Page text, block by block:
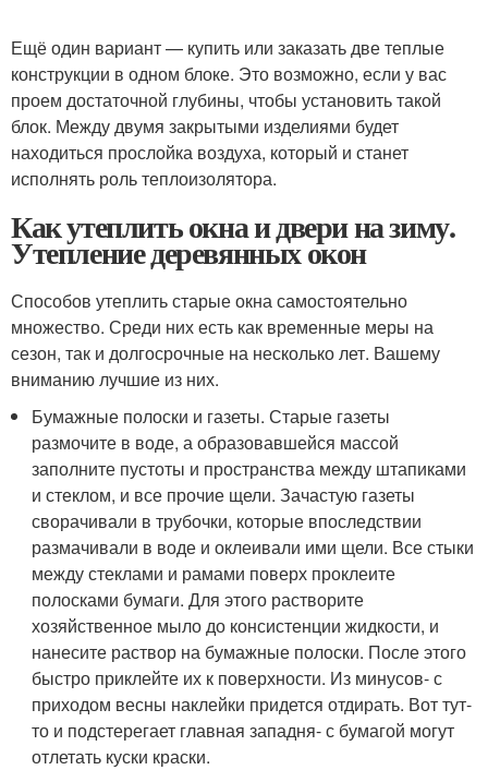
Ещё один вариант — купить или заказать две теплые
конструкции в одном блоке. Это возможно, если у вас
проем достаточной глубины, чтобы установить такой
блок. Между двумя закрытыми изделиями будет
находиться прослойка воздуха, который и станет
исполнять роль теплоизолятора.
Как утеплить окна и двери на зиму.
Утепление деревянных окон
Способов утеплить старые окна самостоятельно
множество. Среди них есть как временные меры на
сезон, так и долгосрочные на несколько лет. Вашему
вниманию лучшие из них.
Бумажные полоски и газеты. Старые газеты
размочите в воде, а образовавшейся массой
заполните пустоты и пространства между штапиками
и стеклом, и все прочие щели. Зачастую газеты
сворачивали в трубочки, которые впоследствии
размачивали в воде и оклеивали ими щели. Все стыки
между стеклами и рамами поверх проклеите
полосками бумаги. Для этого растворите
хозяйственное мыло до консистенции жидкости, и
нанесите раствор на бумажные полоски. После этого
быстро приклейте их к поверхности. Из минусов- с
приходом весны наклейки придется отдирать. Вот тут-
то и подстерегает главная западня- с бумагой могут
отлетать куски краски.